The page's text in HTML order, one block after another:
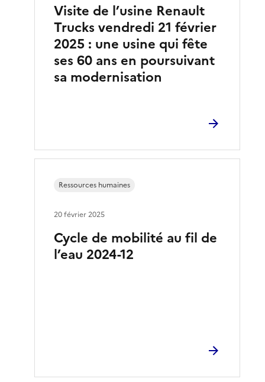
Visite de l’usine Renault
Trucks vendredi 21 février
2025 : une usine qui fête
ses 60 ans en poursuivant
sa modernisation
Cycle de mobilité au fil de
l’eau 2024-12
Ressources humaines
20 février 2025